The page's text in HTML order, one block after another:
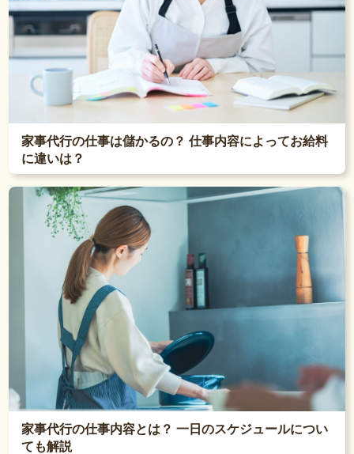
家事代行の仕事は儲かるの？ 仕事内容によってお給料
に違いは？
家事代行の仕事内容とは？ 一日のスケジュールについ
ても解説